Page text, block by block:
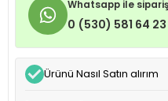
Whatsapp ile
0 (530) 581 64 23
Ürünü Nasıl Satın alırım